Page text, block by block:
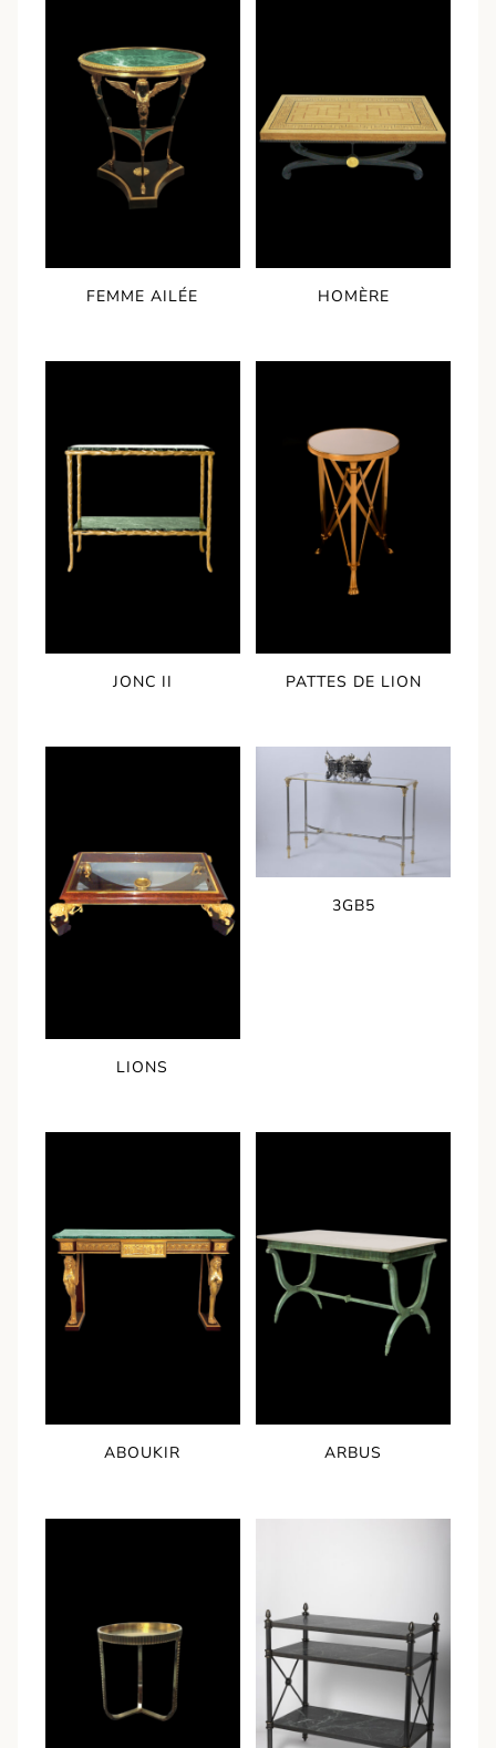
FEMME AILÉE HOMÈRE
JONC II PATTES DE LION
LIONS
3GB5
ABOUKIR ARBUS